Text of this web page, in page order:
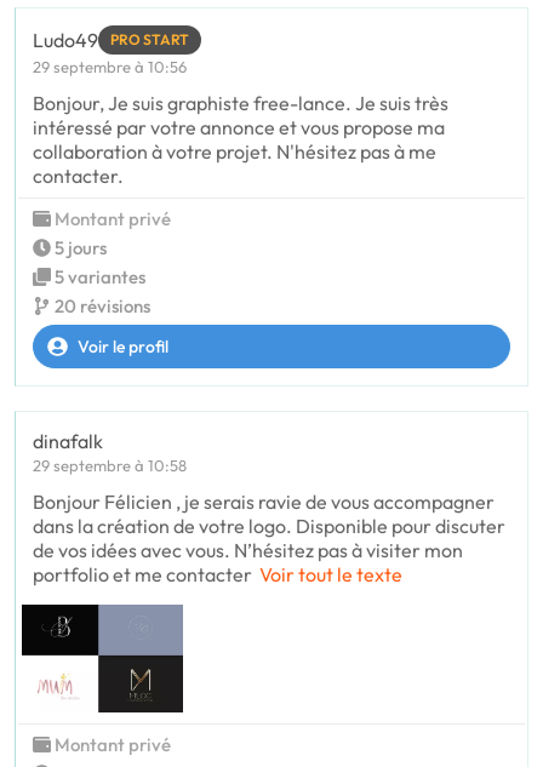
Ludo49 PRO START
29 septembre à 10:56
Bonjour, Je suis graphiste free-lance. Je suis très
intéressé par votre annonce et vous propose ma
collaboration à votre projet. N'hésitez pas à me
contacter.
Montant privé
5 jours
5 variantes
20 révisions
Voir le profil
dinafalk
29 septembre à 10:58
Bonjour Félicien , je serais ravie de vous accompagner
dans la création de votre logo. Disponible pour discuter
de vos idées avec vous. N’hésitez pas à visiter mon
portfolio et me contacter Voir tout le texte
Montant privé